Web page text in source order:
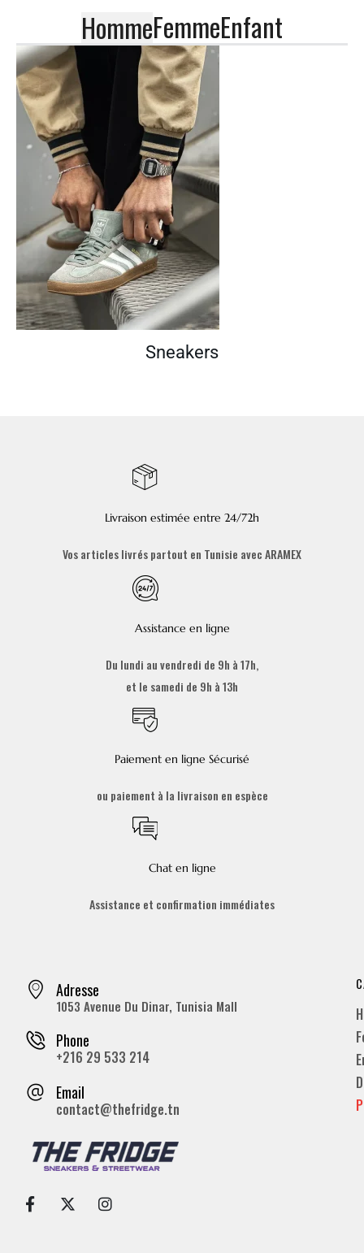
HommeFemmeEnfant
Sneakers
Livraison estimée entre 24/72h
Vos articles livrés partout en Tunisie avec ARAMEX
Assistance en ligne
Du lundi au vendredi de 9h à 17h,
et le samedi de 9h à 13h
Paiement en ligne Sécurisé
ou paiement à la livraison en espèce
Chat en ligne
Assistance et confirmation immédiates
Adresse
1053 Avenue Du Dinar, Tunisia Mall
Phone
+216 29 533 214
Email
contact@thefridge.tn